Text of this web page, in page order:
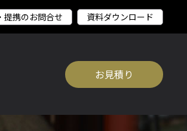
提携のお問合せ 資料ダウンロード
お見積り